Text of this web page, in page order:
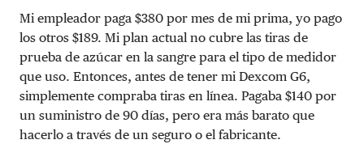
Mi empleador paga $380 por mes de mi prima, yo pago
los otros $189. Mi plan actual no cubre las tiras de
prueba de azúcar en la sangre para el tipo de medidor
que uso. Entonces, antes de tener mi Dexcom G6,
simplemente compraba tiras en línea. Pagaba $140 por
un suministro de 90 días, pero era más barato que
hacerlo a través de un seguro o el fabricante.